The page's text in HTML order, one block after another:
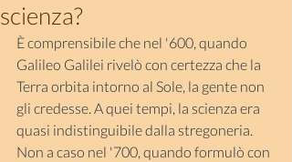
scienza?
È comprensibile che nel '600, quando
Galileo Galilei rivelò con certezza che la
Terra orbita intorno al Sole, la gente non
gli credesse. A quei tempi, la scienza era
quasi indistinguibile dalla stregoneria.
Non a caso nel '700, quando formulò con